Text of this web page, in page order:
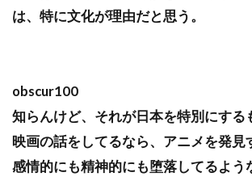
は、特に文化が理由だと思う。
obscur100
知らんけど、それが日本を特別にする
映画の話をしてるなら、アニメを発見
感情的にも精神的にも堕落してるよう